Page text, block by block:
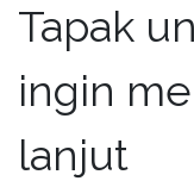
Tapak
ingin
lanjut